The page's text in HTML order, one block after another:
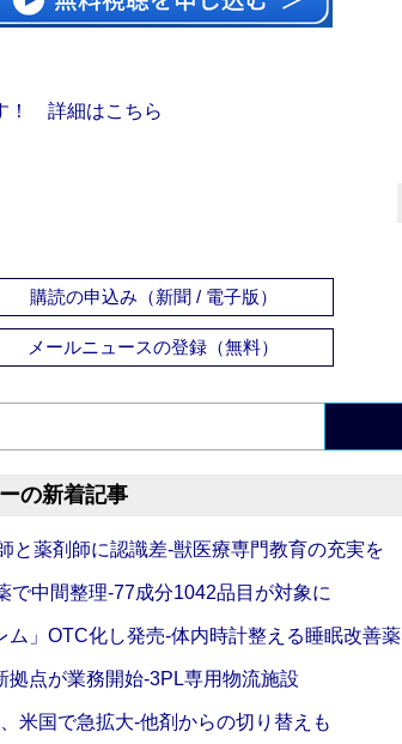
！ 詳細はこちら
購読の申込み（新聞 / 電子版）
メールニュースの登録（無料）
の新着記事
と薬剤師に認識差‐獣医療専門教育の充実を
で中間整理‐77成分1042品目が対象に
ム」OTC化し発売‐体内時計整える睡眠改善薬
拠点が業務開始‐3PL専用物流施設
米国で急拡大‐他剤からの切り替えも